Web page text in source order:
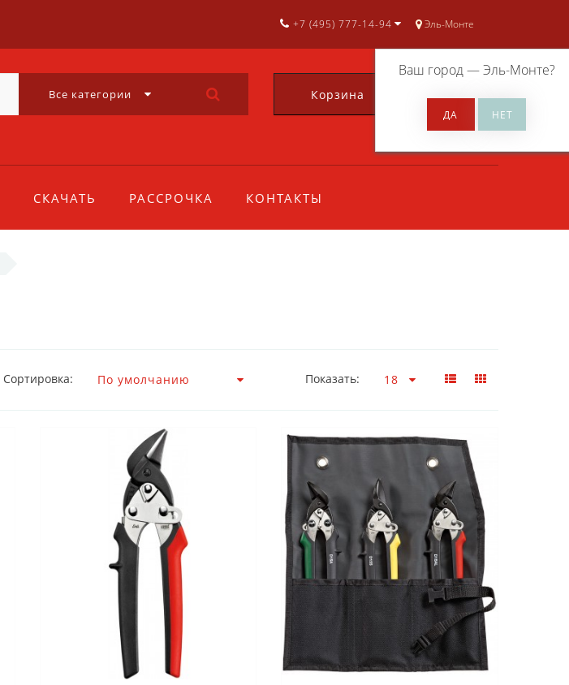
Эль-Монте
Ваш город —Эль-Монте?
+7 (495) 777-14-94
Все категории Корзина 0
СКАЧАТЬ РАССРОЧКА КОНТАКТЫ
Сортировка: Показать: